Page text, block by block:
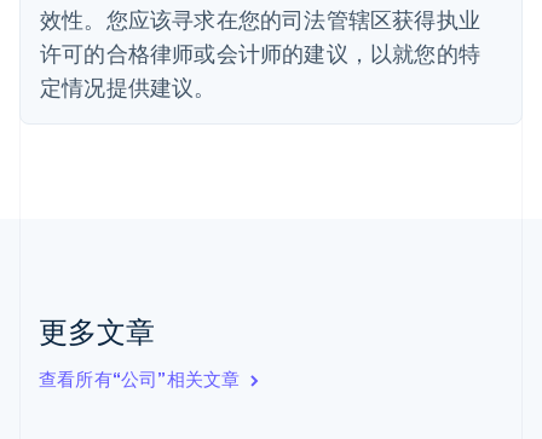
效性。您应该寻求在您的司法管辖区获得执业
许可的合格律师或会计师的建议，以就您的特
定情况提供建议。
更多文章
查看所有“公司”相关文章
法国
FrançaisEnglish
芬兰
EnglishSvenska
English
English